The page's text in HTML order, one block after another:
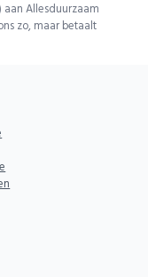
Allesduurzaam
zo, maar betaalt